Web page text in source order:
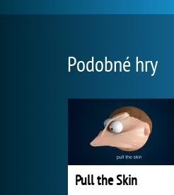
Podobné hry
Pull the Skin